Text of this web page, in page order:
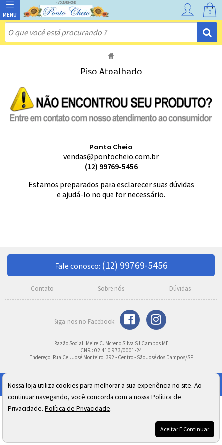
0
Piso Atoalhado
Ponto Cheio
vendas@pontocheio.com.br
(12) 99769-5456
Estamos preparados para esclarecer suas dúvidas
e ajudá-lo no que for necessário.
Fale conosco: (12) 99769-5456
Contato Sobre nós Dúvidas
Razão Social: Meire C. Moreno Silva SJ Campos ME
CNPJ: 02.410.973/0001-24
Endereço: Rua Cel. José Monteiro, 392 - Centro - São José dos Campos/SP
Nossa loja utiliza cookies para melhorar a sua experiência no site. Ao
continuar navegando, você concorda com a nossa Política de
Privacidade. Política de Privacidade.
Aceitar E Continuar